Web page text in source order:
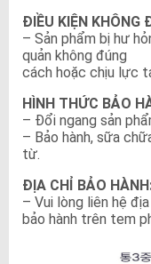
ĐIỀU KIỆN KHÔNG
– Sản phẩm bị hư
quản không đúng
cách hoặc chịu lực
HÌNH THỨC BẢO
– Đổi ngang sản
– Bảo hành, sữa
từ.
ĐỊA CHỈ BẢO
– Vui lòng liên hệ
bảo hành trên tem